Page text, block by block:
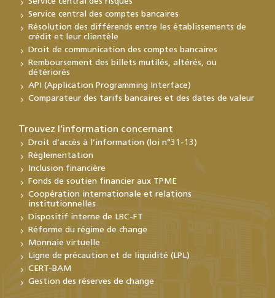
Service central des comptes bancaires
Résolution des différends entre les établissements de
crédit et leur clientèle
Droit de communication des comptes bancaires
Remboursement des billets mutilés, altérés, ou
détériorés
API (Application Programming Interface)
Comparateur des tarifs bancaires et des dates de valeur
Trouvez l’information concernant
Droit d’accès à l’information (loi n°31-13)
Réglementation
Inclusion financière
Fonds de soutien financier aux TPME
Coopération internationale et relations
institutionnelles
Dispositif interne de LBC-FT
Réforme du régime de change
Monnaie virtuelle
Ligne de précaution et de liquidité (LPL)
CERT-BAM
Gestion des réserves de change